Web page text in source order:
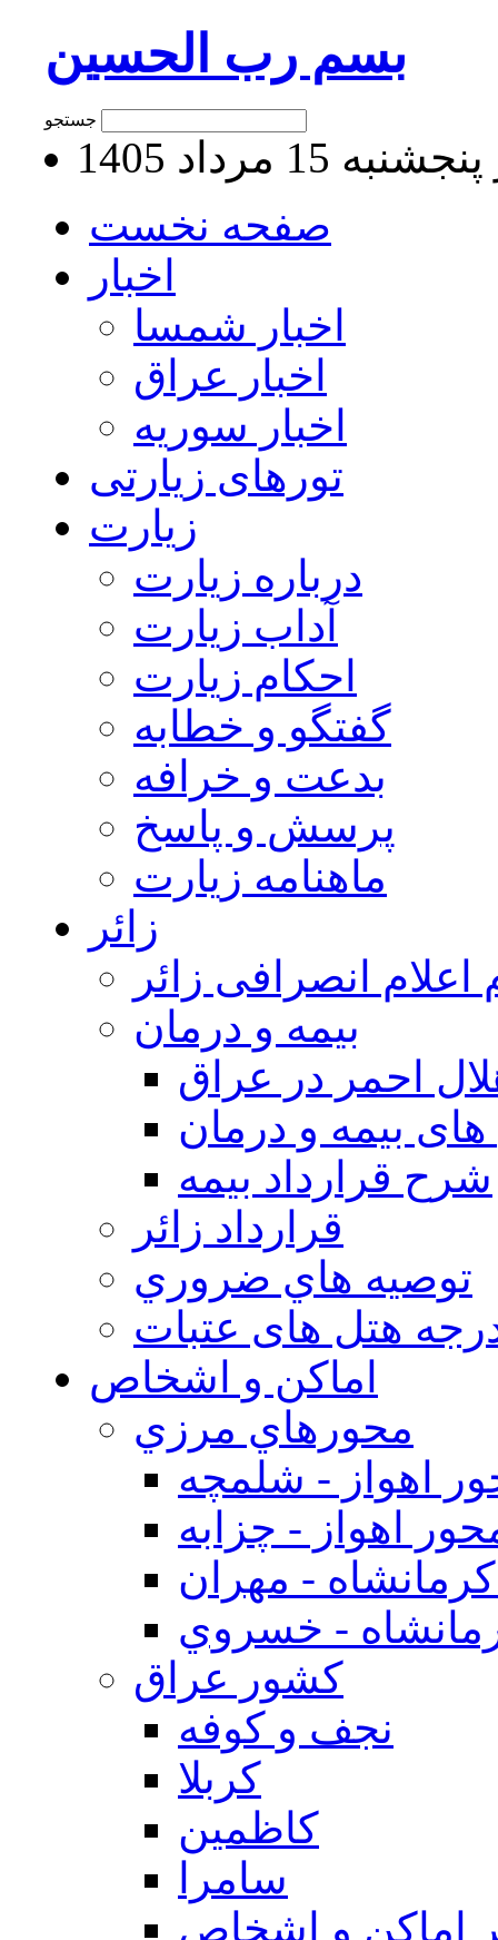
بسم رب الحسین
15 مرداد 1405
صفحه نخست
اخبار
اخبار شمسا
اخبار عراق
اخبار سوریه
تورهای زیارتی
زیارت
درباره زیارت
آداب زیارت
احکام زیارت
گفتگو و خطابه
بدعت و خرافه
پرسش و پاسخ
ماهنامه زیارت
زائر
اعلام انصرافی زائر
بيمه و درمان
احمر در عراق
بیمه و درمان
شرح قرارداد بیمه
قرارداد زائر
توصيه هاي ضروري
هتل های عتبات
اماکن و اشخاص
محورهاي مرزي
اهواز - شلمچه
اهواز - چزابه
- مهران
- خسروي
كشور عراق
نجف و كوفه
كربلا
كاظمين
سامرا
اماكن و اشخاص